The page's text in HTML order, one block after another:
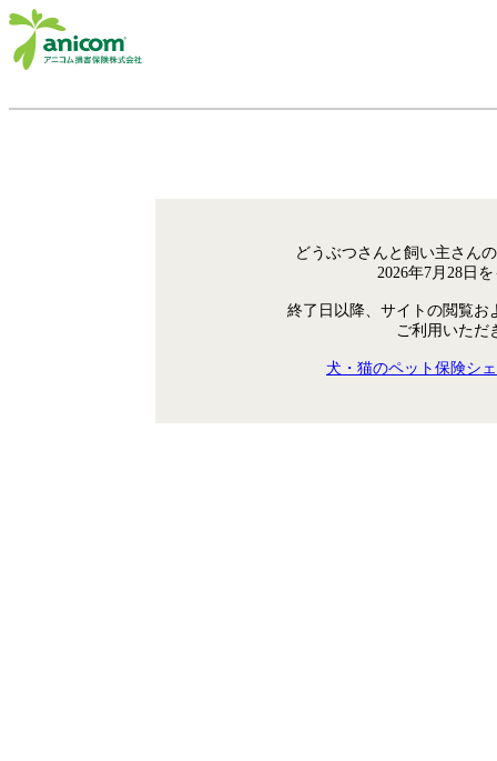
どうぶつさんと飼い主さん
2026年7月28日
終了日以降、サイトの閲覧お
ご利用いただ
犬・猫のペット保険シ